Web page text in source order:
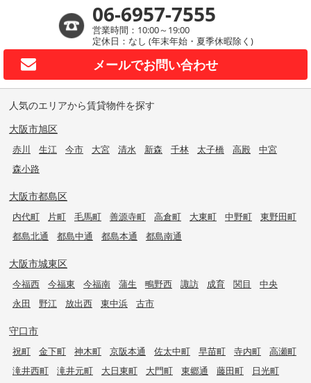
06-6957-7555
営業時間：10:00～19:00
定休日：なし (年末年始・夏季休暇除く)
メールでお問い合わせ
人気のエリアから賃貸物件を探す
大阪市旭区
赤川 生江 今市 大宮 清水 新森 千林 太子橋 高殿
中宮
森小路
大阪市都島区
内代町 片町 毛馬町 善源寺町 高倉町 大東町 中野町
東野田町
都島北通
都島中通 都島本通 都島南通
大阪市城東区
今福西 今福東 今福南 蒲生 鴫野西 諏訪 成育 関目
中央
永田
野江 放出西 東中浜 古市
守口市
祝町 金下町 神木町 京阪本通 佐太中町 早苗町 寺内町
高瀬町
滝井西町
滝井元町 大日東町 大門町 東郷通 藤田町
日光町